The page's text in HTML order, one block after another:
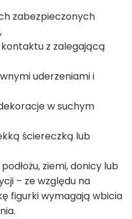
zabezpieczonych
kontaktu z zalegającą
uderzeniami i
w suchym
ściereczką lub
ziemi, donicy lub
– ze względu na
figurki wymagają wbicia